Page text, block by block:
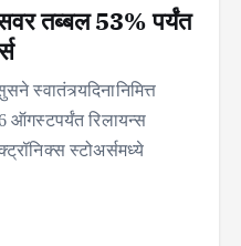
तब्बल 53% पर्यंत
स्वातंत्र्यदिनानिमित्त
ऑगस्टपर्यंत रिलायन्स
स्टोअर्समध्ये